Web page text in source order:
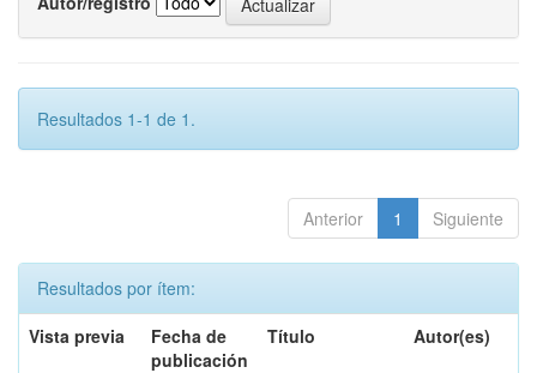
Resultados 1-1 de 1.
Anterior 1 Siguiente
Resultados por ítem:
Vista previa
Fecha de
publicación
Título Autor(es)